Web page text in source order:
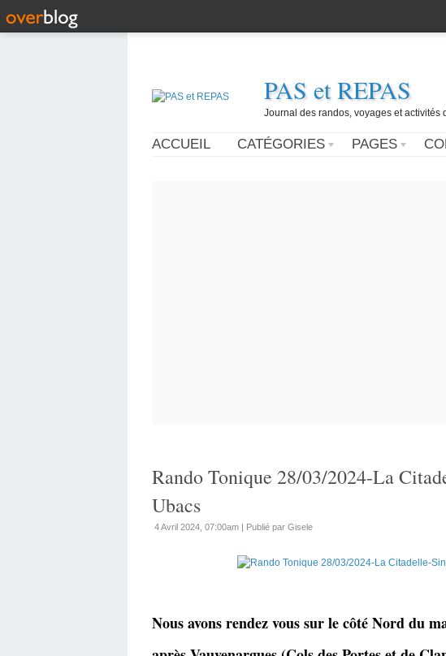
PAS et REPAS
Journal des randos, voyages et
ACCUEIL CATÉGORIES PAGES
Rando Tonique 28/03/2024-La
Ubacs
4 Avril 2024, 07:00am | Publié par Gisele
Nous avons rendez vous sur le côté Nord du